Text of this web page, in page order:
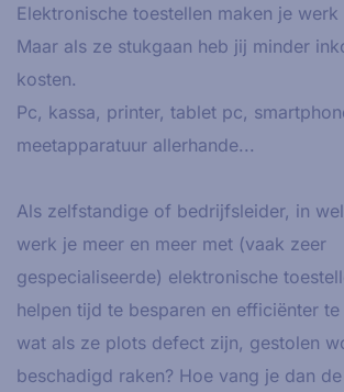
Elektronische toestellen maken je werk
Maar als ze stukgaan heb jij minder
kosten.
Pc, kassa, printer, tablet pc,
meetapparatuur allerhande...
Als zelfstandige of bedrijfsleider, in
werk je meer en meer met (vaak zeer
gespecialiseerde) elektronische
helpen tijd te besparen en efficiënter
wat als ze plots defect zijn, gestolen
beschadigd raken? Hoe vang je dan